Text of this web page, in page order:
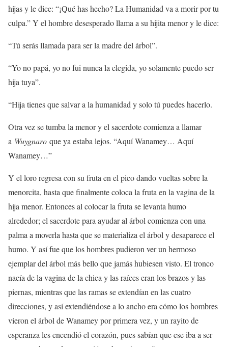
hijas y le dice: “¡Qué has hecho? La Humanidad va a morir por tu
culpa.” Y el hombre desesperado llama a su hijita menor y le dice:
“Tú serás llamada para ser la madre del árbol”.
“Yo no papá, yo no fui nunca la elegida, yo solamente puedo ser
hija tuya”.
“Hija tienes que salvar a la humanidad y solo tú puedes hacerlo.
Otra vez se tumba la menor y el sacerdote comienza a llamar
a Wuygnaro que ya estaba lejos. “Aquí Wanamey… Aquí
Wanamey…”
Y el loro regresa con su fruta en el pico dando vueltas sobre la
menorcita, hasta que finalmente coloca la fruta en la vagina de la
hija menor. Entonces al colocar la fruta se levanta humo
alrededor; el sacerdote para ayudar al árbol comienza con una
palma a moverla hasta que se materializa el árbol y desaparece el
humo. Y así fue que los hombres pudieron ver un hermoso
ejemplar del árbol más bello que jamás hubiesen visto. El tronco
nacía de la vagina de la chica y las raíces eran los brazos y las
piernas, mientras que las ramas se extendían en las cuatro
direcciones, y así extendiéndose a lo ancho era cómo los hombres
vieron el árbol de Wanamey por primera vez, y un rayito de
esperanza les encendió el corazón, pues sabían que ese iba a ser